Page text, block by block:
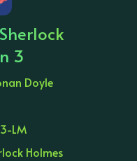
3
Doyle
LM
Holmes